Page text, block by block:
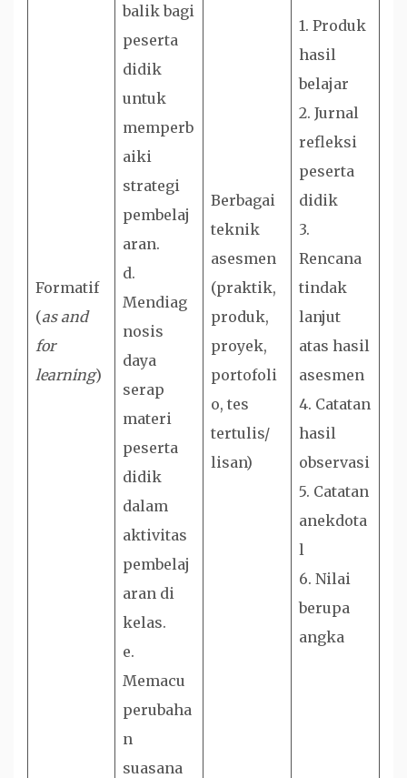
Formatif
(as and
for
learning)
balik bagi
peserta
didik
untuk
memperb
aiki
strategi
pembelaj
aran.
d.
Mendiag
nosis
daya
serap
materi
peserta
didik
dalam
aktivitas
pembelaj
aran di
kelas.
e.
Memacu
perubaha
n
suasana
Berbagai
teknik
asesmen
(praktik,
produk,
proyek,
portofoli
o, tes
tertulis/
lisan)
1. Produk
hasil
belajar
2. Jurnal
refleksi
peserta
didik
3.
Rencana
tindak
lanjut
atas hasil
asesmen
4. Catatan
hasil
observasi
5. Catatan
anekdota
l
6. Nilai
berupa
angka